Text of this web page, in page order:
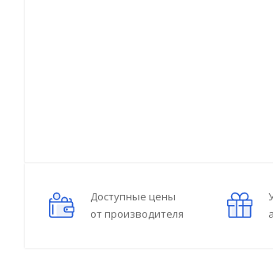
Доступные цены
от производителя